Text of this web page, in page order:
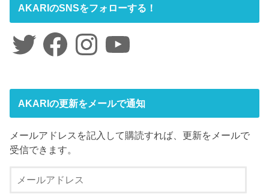
AKARIのSNSをフォローする！
Twitter FacebookInstagramYouTube
AKARIの更新をメールで通知
メールアドレスを記入して購読すれば、更新をメールで
受信できます。
ー